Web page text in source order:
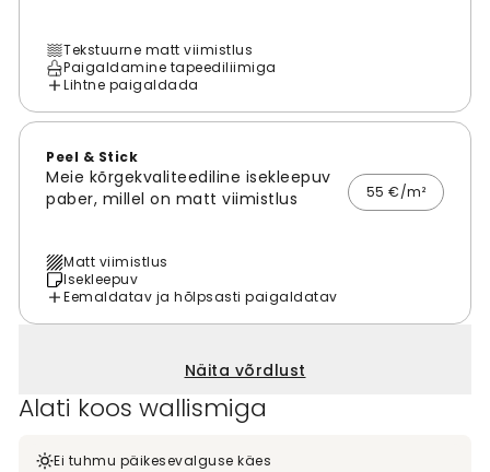
Tekstuurne matt viimistlus
Paigaldamine tapeediliimiga
Lihtne paigaldada
Peel & Stick
Meie kõrgekvaliteediline isekleepuv
paber, millel on matt viimistlus
55 €/m²
Matt viimistlus
Isekleepuv
Eemaldatav ja hõlpsasti paigaldatav
Näita võrdlust
Alati koos wallismiga
Ei tuhmu päikesevalguse käes